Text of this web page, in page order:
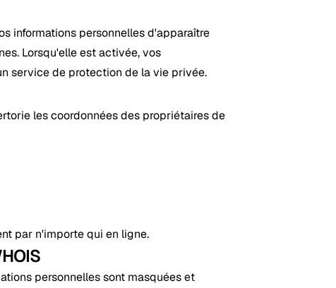
informations personnelles d'apparaître
Lorsqu'elle est activée, vos
service de protection de la vie privée.
les coordonnées des propriétaires de
par n'importe qui en ligne.
personnelles sont masquées et